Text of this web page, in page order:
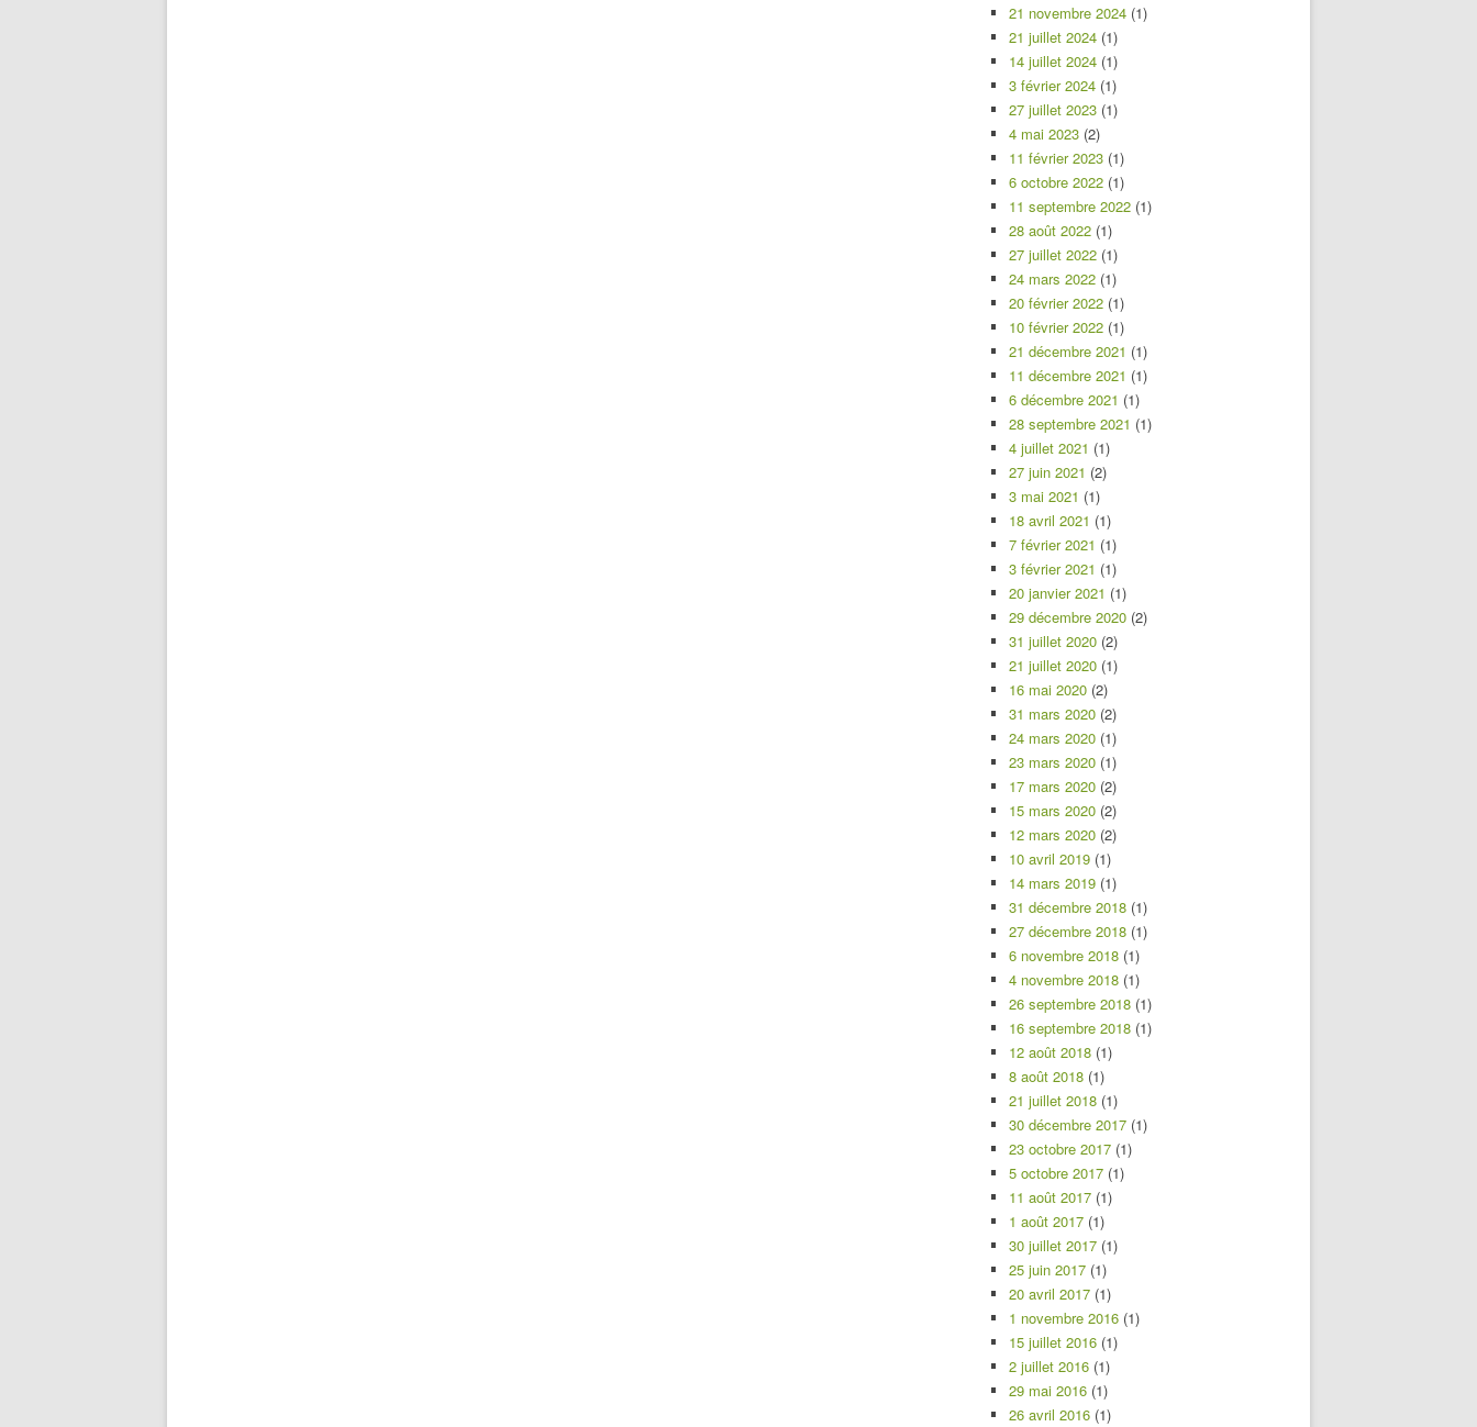
21 novembre 2024 (1)
21 juillet 2024 (1)
14 juillet 2024 (1)
3 février 2024 (1)
27 juillet 2023 (1)
4 mai 2023 (2)
11 février 2023 (1)
6 octobre 2022 (1)
11 septembre 2022 (1)
28 août 2022 (1)
27 juillet 2022 (1)
24 mars 2022 (1)
20 février 2022 (1)
10 février 2022 (1)
21 décembre 2021 (1)
11 décembre 2021 (1)
6 décembre 2021 (1)
28 septembre 2021 (1)
4 juillet 2021 (1)
27 juin 2021 (2)
3 mai 2021 (1)
18 avril 2021 (1)
7 février 2021 (1)
3 février 2021 (1)
20 janvier 2021 (1)
29 décembre 2020 (2)
31 juillet 2020 (2)
21 juillet 2020 (1)
16 mai 2020 (2)
31 mars 2020 (2)
24 mars 2020 (1)
23 mars 2020 (1)
17 mars 2020 (2)
15 mars 2020 (2)
12 mars 2020 (2)
10 avril 2019 (1)
14 mars 2019 (1)
31 décembre 2018 (1)
27 décembre 2018 (1)
6 novembre 2018 (1)
4 novembre 2018 (1)
26 septembre 2018 (1)
16 septembre 2018 (1)
12 août 2018 (1)
8 août 2018 (1)
21 juillet 2018 (1)
30 décembre 2017 (1)
23 octobre 2017 (1)
5 octobre 2017 (1)
11 août 2017 (1)
1 août 2017 (1)
30 juillet 2017 (1)
25 juin 2017 (1)
20 avril 2017 (1)
1 novembre 2016 (1)
15 juillet 2016 (1)
2 juillet 2016 (1)
29 mai 2016 (1)
26 avril 2016 (1)